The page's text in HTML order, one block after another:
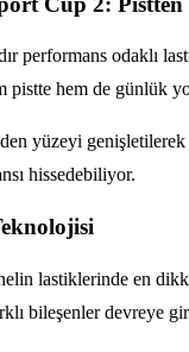
performans odaklı
pistte hem de günlük
yüzeyi
hissedebiliyor.
lastiklerinde en
bileşenler devreye